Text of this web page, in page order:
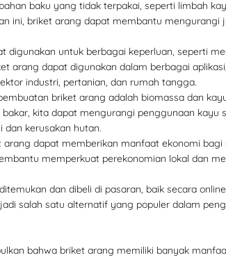
baku yang tidak terpakai, seperti limbah
ini, briket arang dapat membantu mengurangi
digunakan untuk berbagai keperluan, seperti
arang dapat digunakan dalam berbagai
industri, pertanian, dan rumah tangga.
briket arang adalah biomassa dan
kita dapat mengurangi penggunaan kayu
kerusakan hutan.
dapat memberikan manfaat ekonomi
memperkuat perekonomian lokal dan
dan dibeli di pasaran, baik secara
salah satu alternatif yang populer dalam
bahwa briket arang memiliki banyak